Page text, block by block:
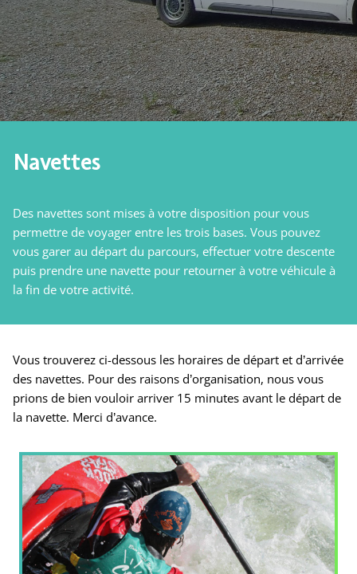
Navettes
Des navettes sont mises à votre disposition pour vous
permettre de voyager entre les trois bases. Vous pouvez
vous garer au départ du parcours, effectuer votre descente
puis prendre une navette pour retourner à votre véhicule à
la fin de votre activité.
Vous trouverez ci-dessous les horaires de départ et d’arrivée
des navettes. Pour des raisons d’organisation, nous vous
prions de bien vouloir arriver 15 minutes avant le départ de
la navette. Merci d’avance.